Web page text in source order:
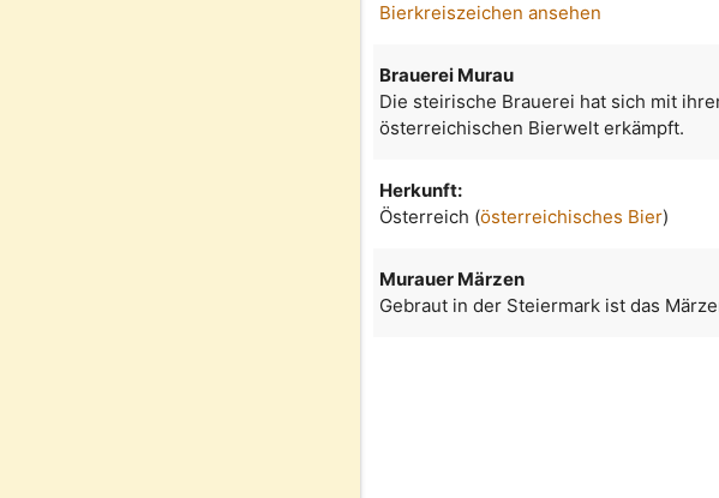
Bierkreiszeichen ansehen
Brauerei Murau
Die steirische Brauerei hat sich mit
österreichischen Bierwelt erkämpft.
Herkunft:
Österreich (österreichisches Bier)
Murauer Märzen
Gebraut in der Steiermark ist das